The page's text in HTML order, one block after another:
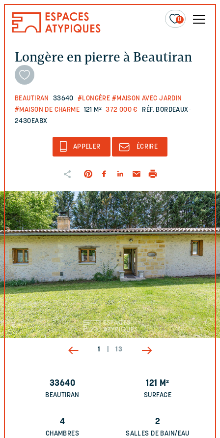
0
Longère en pierre à Beautiran
BEAUTIRAN 33640 #LONGÈRE #MAISON AVEC JARDIN
#MAISON DE CHARME 121 M² 372 000 €
RÉF. BORDEAUX-
2430EABX
APPELER ÉCRIRE
1 13
33640
BEAUTIRAN
121 M²
SURFACE
4
CHAMBRES
2
SALLES DE BAIN/EAU